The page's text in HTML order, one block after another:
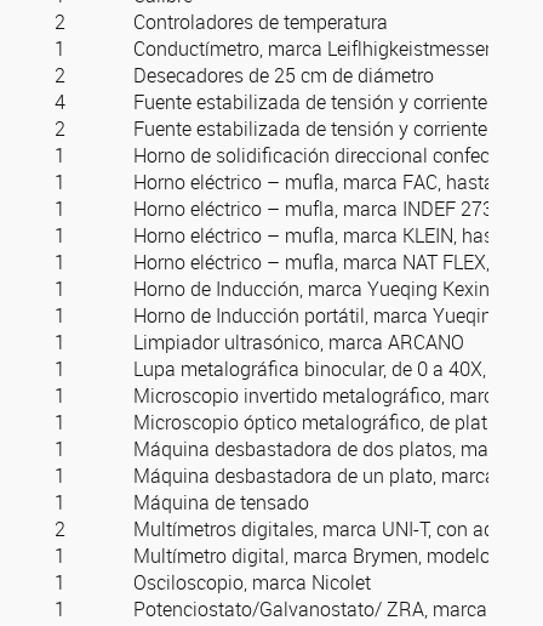
2
Controladores de temperatura
1
Conductímetro, marca Leiflhigkeistmesser
2
Desecadores de 25 cm de diámetro
4
Fuente estabilizada de tensión y corriente
2
Fuente estabilizada de tensión y corriente
1
Horno de solidificación direccional
1
Horno eléctrico – mufla, marca FAC, hasta 1200
1
Horno eléctrico – mufla, marca INDEF 273,
1
Horno eléctrico – mufla, marca KLEIN, hasta
1
Horno eléctrico – mufla, marca NAT FLEX,
1
Horno de Inducción, marca Yueqing Kexin
1
Horno de Inducción portátil, marca Yueqing
1
Limpiador ultrasónico, marca ARCANO
1
Lupa metalográfica binocular, de 0 a 40X,
1
Microscopio invertido metalográfico, marca
1
Microscopio óptico metalográfico, de platina
1
Máquina desbastadora de dos platos, marca
1
Máquina desbastadora de un plato, marca
1
Máquina de tensado
2
Multímetros digitales, marca UNI-T, con
1
Multímetro digital, marca Brymen, modelo
1
Osciloscopio, marca Nicolet
1
Potenciostato/Galvanostato/ ZRA, marca